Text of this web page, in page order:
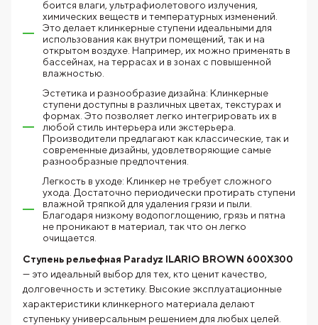
боится влаги, ультрафиолетового излучения,
химических веществ и температурных изменений.
Это делает клинкерные ступени идеальными для
использования как внутри помещений, так и на
открытом воздухе. Например, их можно применять в
бассейнах, на террасах и в зонах с повышенной
влажностью.
Эстетика и разнообразие дизайна: Клинкерные
ступени доступны в различных цветах, текстурах и
формах. Это позволяет легко интегрировать их в
любой стиль интерьера или экстерьера.
Производители предлагают как классические, так и
современные дизайны, удовлетворяющие самые
разнообразные предпочтения.
Легкость в уходе: Клинкер не требует сложного
ухода. Достаточно периодически протирать ступени
влажной тряпкой для удаления грязи и пыли.
Благодаря низкому водопоглощению, грязь и пятна
не проникают в материал, так что он легко
очищается.
Ступень рельефная Paradyz ILARIO BROWN 600X300
— это идеальный выбор для тех, кто ценит качество,
долговечность и эстетику. Высокие эксплуатационные
характеристики клинкерного материала делают
ступеньку универсальным решением для любых целей.